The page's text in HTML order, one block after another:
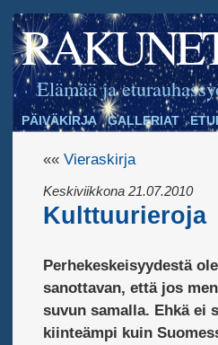
Elämää ja
PÄIVÄKIRJA GALLERIAT
«« Vieraskirja
Keskiviikkona 21.07.2010
Kulttuurieroja
Perhekeskeisyydestä
sanottavan, että jos
suvun samalla. Ehkä ei
kiinteämpi kuin